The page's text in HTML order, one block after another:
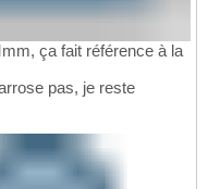
ça fait référence à la
pas, je reste